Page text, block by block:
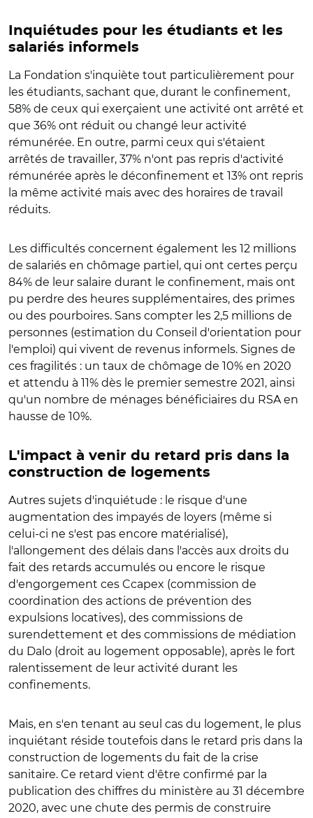
Inquiétudes pour les étudiants et les
salariés informels
La Fondation s'inquiète tout particulièrement pour
les étudiants, sachant que, durant le confinement,
58% de ceux qui exerçaient une activité ont arrêté et
que 36% ont réduit ou changé leur activité
rémunérée. En outre, parmi ceux qui s'étaient
arrêtés de travailler, 37% n'ont pas repris d'activité
rémunérée après le déconfinement et 13% ont repris
la même activité mais avec des horaires de travail
réduits.
Les difficultés concernent également les 12 millions
de salariés en chômage partiel, qui ont certes perçu
84% de leur salaire durant le confinement, mais ont
pu perdre des heures supplémentaires, des primes
ou des pourboires. Sans compter les 2,5 millions de
personnes (estimation du Conseil d'orientation pour
l'emploi) qui vivent de revenus informels. Signes de
ces fragilités : un taux de chômage de 10% en 2020
et attendu à 11% dès le premier semestre 2021, ainsi
qu'un nombre de ménages bénéficiaires du RSA en
hausse de 10%.
L'impact à venir du retard pris dans la
construction de logements
Autres sujets d'inquiétude : le risque d'une
augmentation des impayés de loyers (même si
celui-ci ne s'est pas encore matérialisé),
l'allongement des délais dans l'accès aux droits du
fait des retards accumulés ou encore le risque
d'engorgement ces Ccapex (commission de
coordination des actions de prévention des
expulsions locatives), des commissions de
surendettement et des commissions de médiation
du Dalo (droit au logement opposable), après le fort
ralentissement de leur activité durant les
confinements.
Mais, en s'en tenant au seul cas du logement, le plus
inquiétant réside toutefois dans le retard pris dans la
construction de logements du fait de la crise
sanitaire. Ce retard vient d'être confirmé par la
publication des chiffres du ministère au 31 décembre
2020, avec une chute des permis de construire